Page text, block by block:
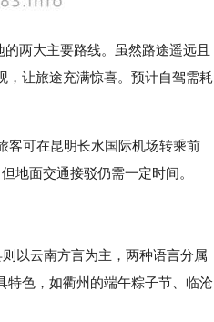
两大主要路线。虽然路途遥远且
，让旅途充满惊喜。预计自驾需耗
客可在昆明长水国际机场转乘前
地面交通接驳仍需一定时间。
以云南方言为主，两种语言分属
特色，如衢州的端午粽子节、临沧